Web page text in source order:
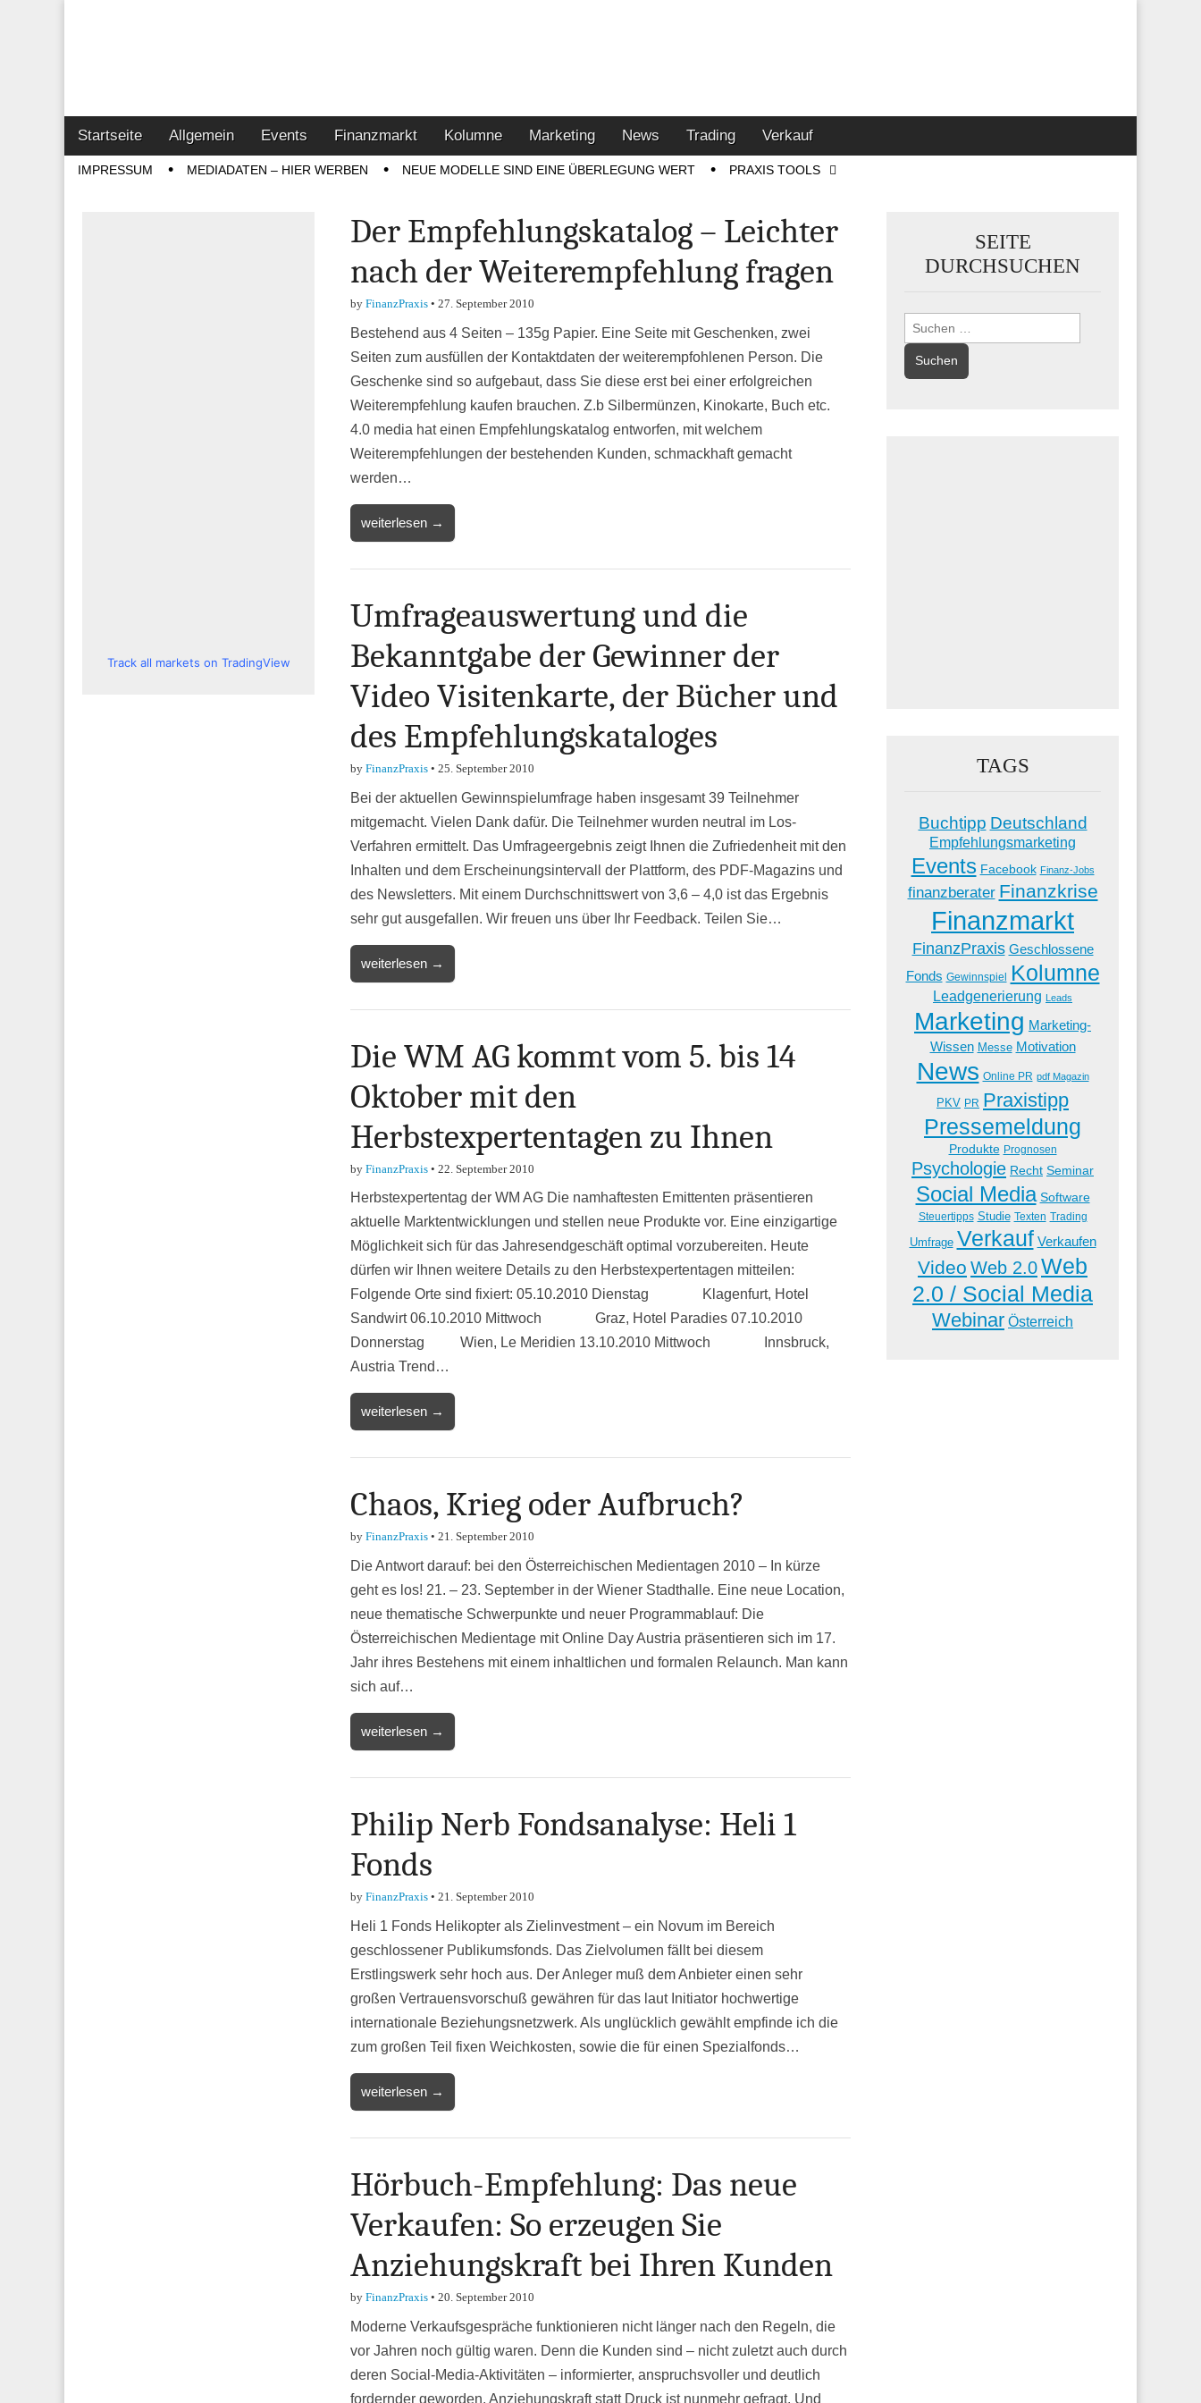
Main
menu
Skip
to
content
Startseite Allgemein Events Finanzmarkt Kolumne Marketing News Trading Verkauf
SubIMPRESSUM MEDIADATEN – HIER WERBEN NEUE MODELLE SIND EINE ÜBERLEGUNG WERT PRAXIS TOOLS
Der Empfehlungskatalog – Leichter
nach der Weiterempfehlung fragen
by FinanzPraxis • 27. September 2010
Bestehend aus 4 Seiten – 135g Papier. Eine Seite mit Geschenken, zwei
Seiten zum ausfüllen der Kontaktdaten der weiterempfohlenen Person. Die
Geschenke sind so aufgebaut, dass Sie diese erst bei einer erfolgreichen
Weiterempfehlung kaufen brauchen. Z.b Silbermünzen, Kinokarte, Buch etc.
4.0 media hat einen Empfehlungskatalog entworfen, mit welchem
Weiterempfehlungen der bestehenden Kunden, schmackhaft gemacht
werden…
weiterlesen →
Umfrageauswertung und die
Bekanntgabe der Gewinner der
Video Visitenkarte, der Bücher und
des Empfehlungskataloges
by FinanzPraxis • 25. September 2010
Bei der aktuellen Gewinnspielumfrage haben insgesamt 39 Teilnehmer
mitgemacht. Vielen Dank dafür. Die Teilnehmer wurden neutral im Los-
Verfahren ermittelt. Das Umfrageergebnis zeigt Ihnen die Zufriedenheit mit den
Inhalten und dem Erscheinungsintervall der Plattform, des PDF-Magazins und
des Newsletters. Mit einem Durchschnittswert von 3,6 – 4,0 ist das Ergebnis
sehr gut ausgefallen. Wir freuen uns über Ihr Feedback. Teilen Sie…
weiterlesen →
Die WM AG kommt vom 5. bis 14
Oktober mit den
Herbstexpertentagen zu Ihnen
by FinanzPraxis • 22. September 2010
Herbstexpertentag der WM AG Die namhaftesten Emittenten präsentieren
aktuelle Marktentwicklungen und stellen neue Produkte vor. Eine einzigartige
Möglichkeit sich für das Jahresendgeschäft optimal vorzubereiten. Heute
dürfen wir Ihnen weitere Details zu den Herbstexpertentagen mitteilen:
Folgende Orte sind fixiert: 05.10.2010 Dienstag Klagenfurt, Hotel
Sandwirt 06.10.2010 Mittwoch Graz, Hotel Paradies 07.10.2010
Donnerstag Wien, Le Meridien 13.10.2010 Mittwoch Innsbruck,
Austria Trend…
weiterlesen →
Chaos, Krieg oder Aufbruch?
by FinanzPraxis • 21. September 2010
Die Antwort darauf: bei den Österreichischen Medientagen 2010 – In kürze
geht es los! 21. – 23. September in der Wiener Stadthalle. Eine neue Location,
neue thematische Schwerpunkte und neuer Programmablauf: Die
Österreichischen Medientage mit Online Day Austria präsentieren sich im 17.
Jahr ihres Bestehens mit einem inhaltlichen und formalen Relaunch. Man kann
sich auf…
weiterlesen →
Philip Nerb Fondsanalyse: Heli 1
Fonds
by FinanzPraxis • 21. September 2010
Heli 1 Fonds Helikopter als Zielinvestment – ein Novum im Bereich
geschlossener Publikumsfonds. Das Zielvolumen fällt bei diesem
Erstlingswerk sehr hoch aus. Der Anleger muß dem Anbieter einen sehr
großen Vertrauensvorschuß gewähren für das laut Initiator hochwertige
internationale Beziehungsnetzwerk. Als unglücklich gewählt empfinde ich die
zum großen Teil fixen Weichkosten, sowie die für einen Spezialfonds…
weiterlesen →
Hörbuch-Empfehlung: Das neue
Verkaufen: So erzeugen Sie
Anziehungskraft bei Ihren Kunden
by FinanzPraxis • 20. September 2010
Moderne Verkaufsgespräche funktionieren nicht länger nach den Regeln, die
vor Jahren noch gültig waren. Denn die Kunden sind – nicht zuletzt auch durch
deren Social-Media-Aktivitäten – informierter, anspruchsvoller und deutlich
fordernder geworden. Anziehungskraft statt Druck ist nunmehr gefragt. Und
Track all markets on TradingView
SEITE
DURCHSUCHEN
Suchen
nach:
TAGS
Buchtipp Deutschland
Empfehlungsmarketing
Events Facebook Finanz-Jobs
finanzberater Finanzkrise
Finanzmarkt
FinanzPraxis Geschlossene
Fonds Gewinnspiel Kolumne
Leadgenerierung Leads
Marketing Marketing-
Wissen Messe Motivation
News Online PR pdf Magazin
PKV PR Praxistipp
Pressemeldung
Produkte Prognosen
Psychologie Recht Seminar
Social Media Software
Steuertipps Studie Texten Trading
Umfrage Verkauf Verkaufen
Video Web 2.0Web
2.0 / Social Media
Webinar Österreich